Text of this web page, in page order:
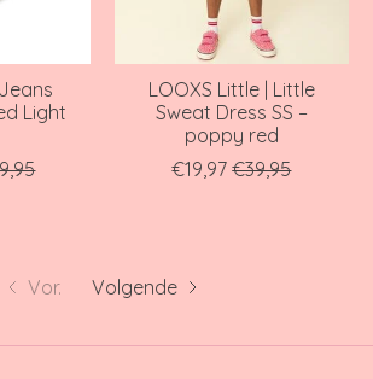
Light
LOOXS Little | Little
Sweat Dress SS –
poppy red
€19,97 €39,95
Vor. Volgende